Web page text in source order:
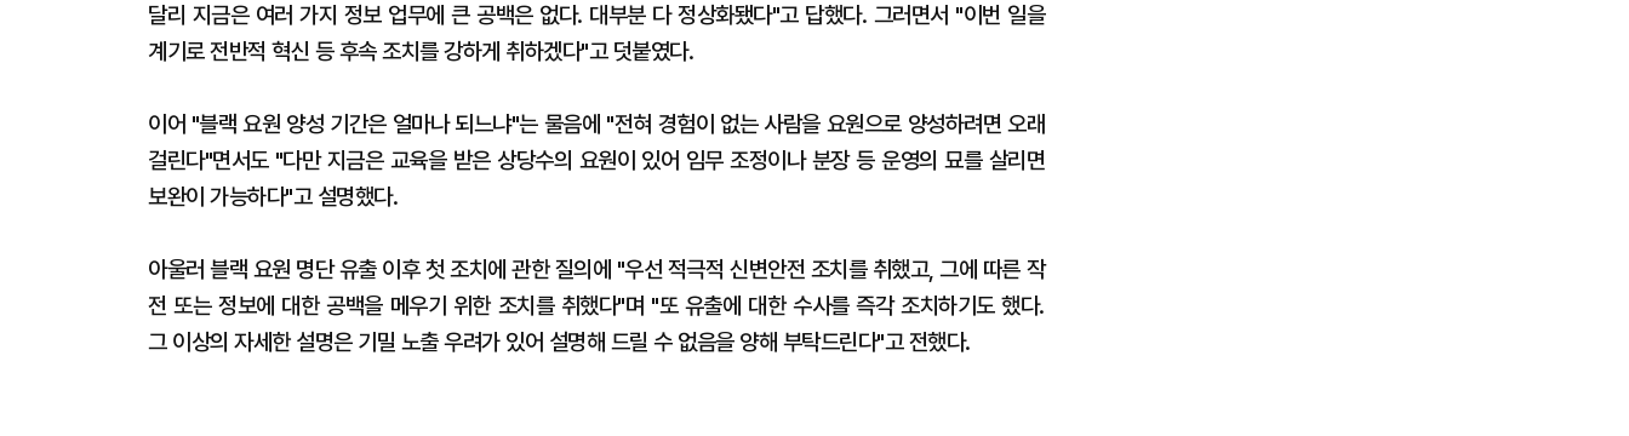
달리 지금은 여러 가지 정보 업무에 큰 공백은 없다. 대부분 다 정상화됐다"고 답했다. 그러면서 "이번 일을
계기로 전반적 혁신 등 후속 조치를 강하게 취하겠다"고 덧붙였다.
이어 "블랙 요원 양성 기간은 얼마나 되느냐"는 물음에 "전혀 경험이 없는 사람을 요원으로 양성하려면 오래
걸린다"면서도 "다만 지금은 교육을 받은 상당수의 요원이 있어 임무 조정이나 분장 등 운영의 묘를 살리면
보완이 가능하다"고 설명했다.
아울러 블랙 요원 명단 유출 이후 첫 조치에 관한 질의에 "우선 적극적 신변안전 조치를 취했고, 그에 따른 작
전 또는 정보에 대한 공백을 메우기 위한 조치를 취했다"며 "또 유출에 대한 수사를 즉각 조치하기도 했다.
그 이상의 자세한 설명은 기밀 노출 우려가 있어 설명해 드릴 수 없음을 양해 부탁드린다"고 전했다.